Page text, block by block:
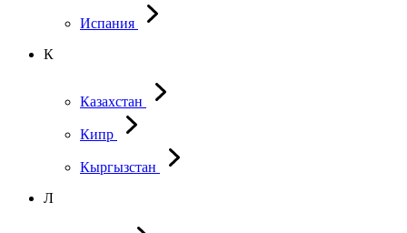
Испания
К
Казахстан
Кипр
Кыргызстан
Л